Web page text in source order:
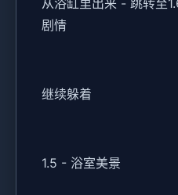
从浴缸里出来 - 跳转至
剧情
继续躲着
1.5 - 浴室美景